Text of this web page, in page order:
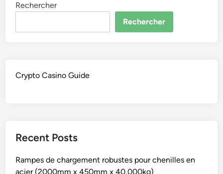
Rechercher
Rechercher
Crypto Casino Guide
Recent Posts
Rampes de chargement robustes pour chenilles en
acier (2000mm x 450mm x 40,000kg)